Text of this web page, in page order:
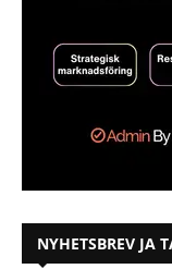
NYHETSBREV JA